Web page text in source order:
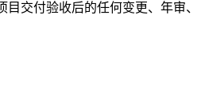
目交付验收后的任何变更、年审、